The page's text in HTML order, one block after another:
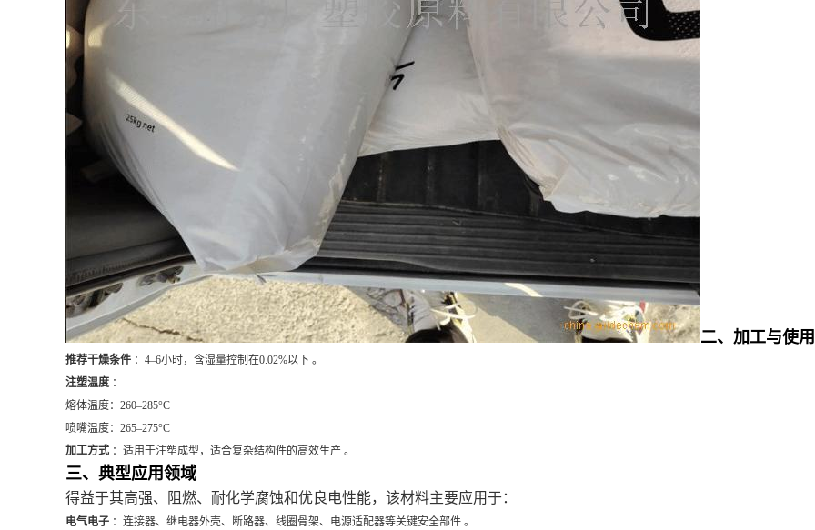
二、加工与使
推荐干燥条件 ：4–6小时，含湿量控制在0.02%以下 。
注塑温度 ：
熔体温度：260–285°C
喷嘴温度：265–275°C
加工方式 ：适用于注塑成型，适合复杂结构件的高效生产 。
三、典型应用领域
得益于其高强、阻燃、耐化学腐蚀和优良电性能，该材料主要应用于：
电气电子 ：连接器、继电器外壳、断路器、线圈骨架、电源适配器等关键安全部件 。